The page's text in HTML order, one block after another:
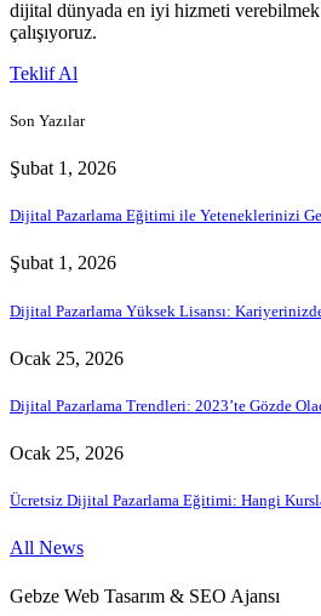
dijital dünyada en iyi hizmeti
çalışıyoruz.
Teklif Al
Son Yazılar
Şubat 1, 2026
Dijital Pazarlama Eğitimi ile Yeteneklerinizi
Şubat 1, 2026
Dijital Pazarlama Yüksek Lisansı:
Ocak 25, 2026
Dijital Pazarlama Trendleri: 2023’te Gözde
Ocak 25, 2026
Ücretsiz Dijital Pazarlama Eğitimi: Hangi
All News
Gebze Web Tasarım & SEO Ajansı